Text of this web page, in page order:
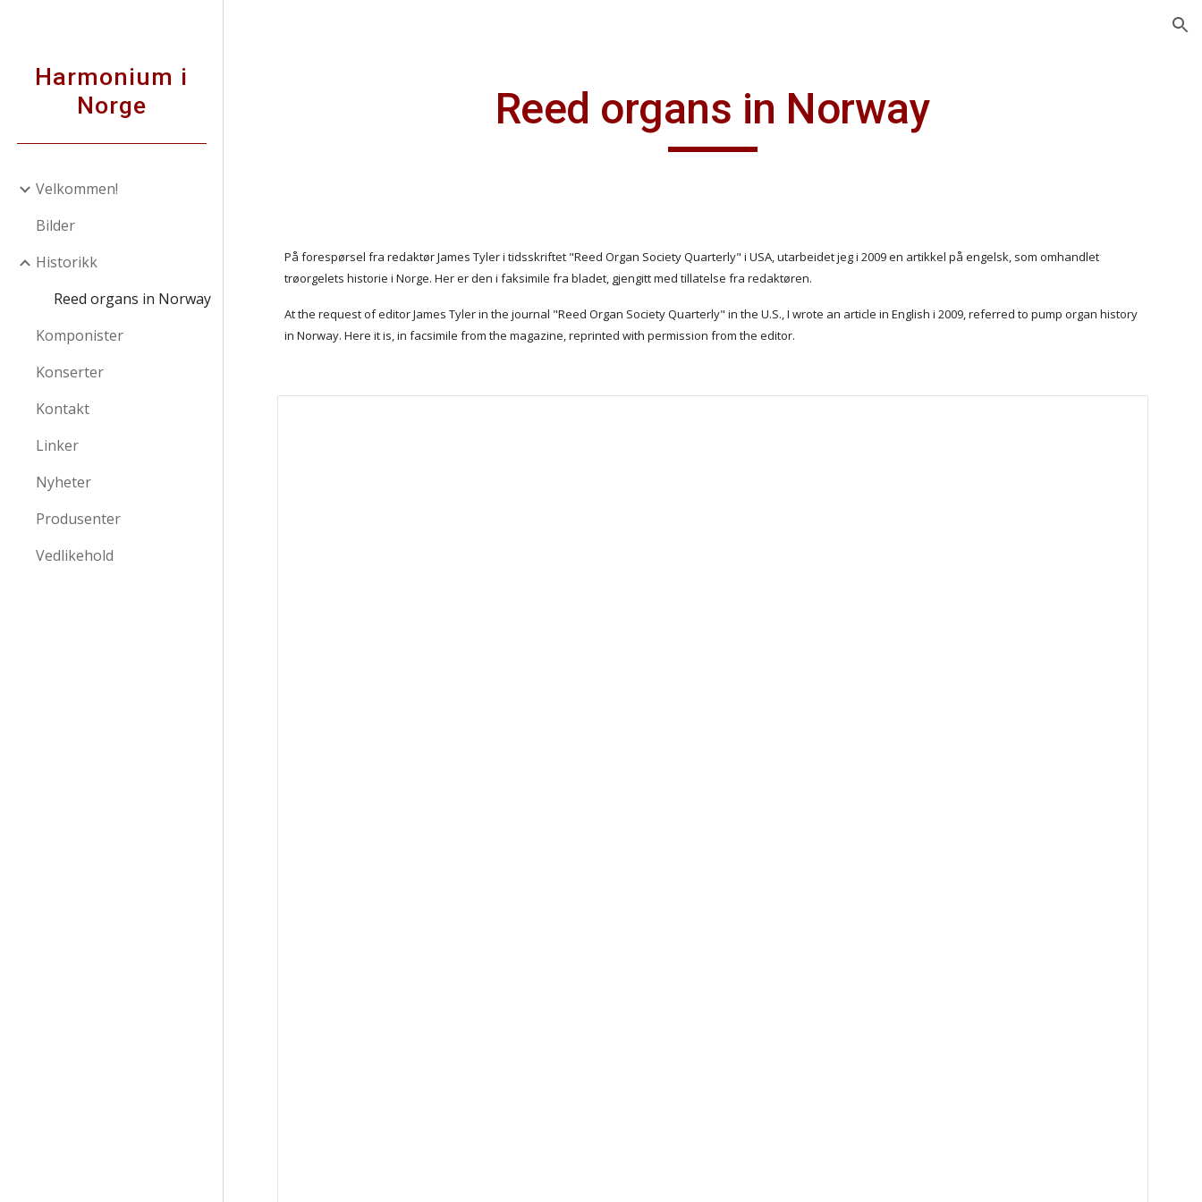
Harmonium i
Norge
Velkommen!
Bilder
Historikk
Reed organs in Norway
Komponister
Konserter
Kontakt
Linker
Nyheter
Produsenter
Vedlikehold
Reed organs in Norway
På forespørsel fra redaktør James Tyler i tidsskriftet "Reed Organ Society Quarterly" i USA, utarbeidet jeg i 2009 en artikkel på engelsk, som omhandlet
trøorgelets historie i Norge. Her er den i faksimile fra bladet, gjengitt med tillatelse fra redaktøren.
At the request of editor James Tyler in the journal "Reed Organ Society Quarterly" in the U.S., I wrote an article in English i 2009, referred to pump organ history
in Norway. Here it is, in facsimile from the magazine, reprinted with permission from the editor.